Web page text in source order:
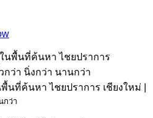
นที่ค้นหา ไชยปราการ เชียงใหม่
กว่า